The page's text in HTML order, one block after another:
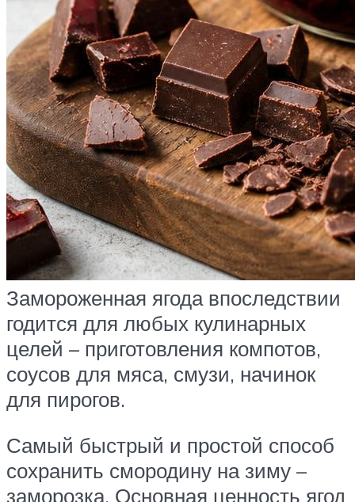
Замороженная ягода впоследствии
годится для любых кулинарных
целей – приготовления компотов,
соусов для мяса, смузи, начинок
для пирогов.
Самый быстрый и простой способ
сохранить смородину на зиму –
заморозка. Основная ценность ягод